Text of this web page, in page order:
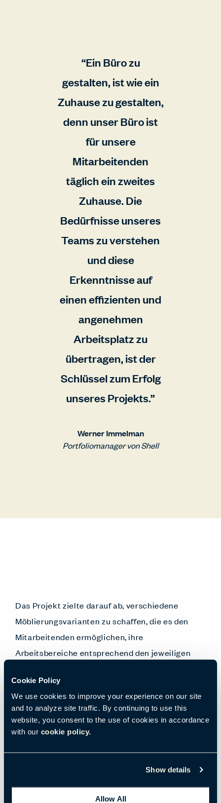
Cookie Policy
We use cookies to improve your experience on our site
and to analyze site traffic. By continuing to use this
website, you consent to the use of cookies in accordance
with our cookie policy.
Show details
Allow All
Ein Büro zu
gestalten, ist wie ein
Zuhause zu gestalten,
denn unser Büro ist
für unsere
Mitarbeitenden
täglich ein zweites
Zuhause. Die
Bedürfnisse unseres
Teams zu verstehen
und diese
Erkenntnisse auf
einen effizienten und
angenehmen
Arbeitsplatz zu
übertragen, ist der
Schlüssel zum Erfolg
unseres Projekts.
Werner Immelman
Portfoliomanager von Shell
Das Projekt zielte darauf ab, verschiedene
Möblierungsvarianten zu schaffen, die es den
Mitarbeitenden ermöglichen, ihre
Arbeitsbereiche entsprechend den jeweiligen
arbeiteten eng mit Shell zusammen, um
geeignete Möbellösungen für jeden Bereich zu
finden. Dabei wurde auf die Portfolios von
Haworth und Haworth Collection
inspiriert und durch den innovativen Nia-Stuhl